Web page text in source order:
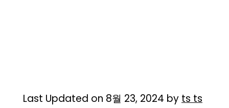
Last Updated on 8월 23, 2024 by ts ts